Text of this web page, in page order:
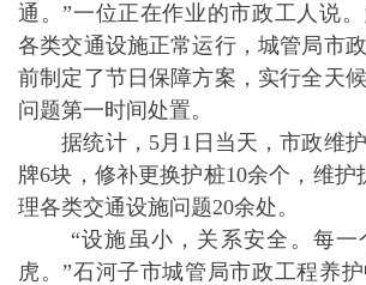
通。”一位正在作业的市政工人说
各类交通设施正常运行，城管局市
前制定了节日保障方案，实行全天
问题第一时间处置。
据统计，5月1日当天，市政维护
牌6块，修补更换护桩10余个，维护
理各类交通设施问题20余处。
“设施虽小，关系安全。每一
虎。”石河子市城管局市政工程养